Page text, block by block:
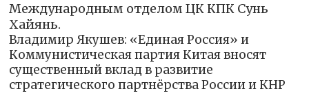
Международным отделом ЦК КПК Сунь
Хайянь.
Владимир Якушев: «Единая Россия» и
Коммунистическая партия Китая вносят
существенный вклад в развитие
стратегического партнёрства России и КНР